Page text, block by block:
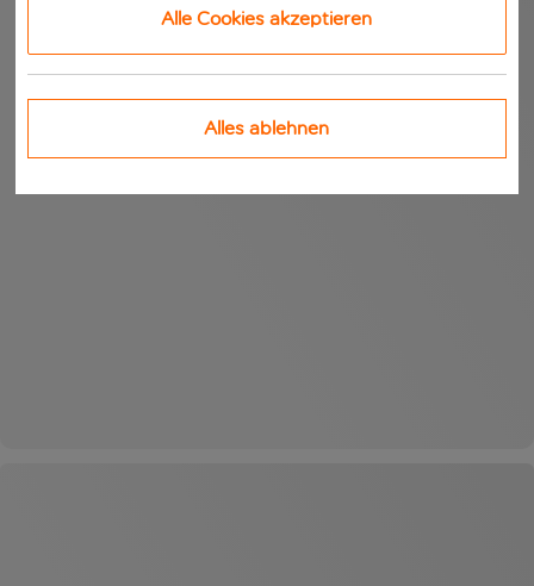
Alle Cookies akzeptieren
Alles ablehnen